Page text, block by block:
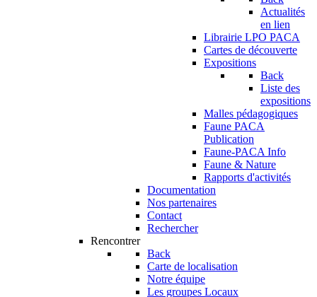
Actualités
en lien
Librairie LPO PACA
Cartes de découverte
Expositions
Back
Liste des
expositions
Malles pédagogiques
Faune PACA
Publication
Faune-PACA Info
Faune & Nature
Rapports d'activités
Documentation
Nos partenaires
Contact
Rechercher
Rencontrer
Back
Carte de localisation
Notre équipe
Les groupes Locaux